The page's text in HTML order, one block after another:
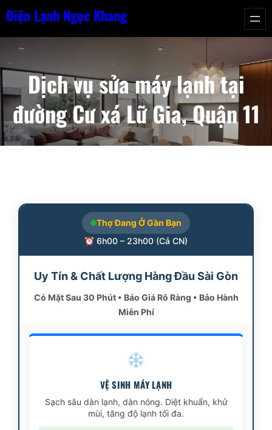
Chuyển
nội
Điện Lạnh Ngọc Khang
Dịch vụ sửa máy lạnh tại
đường Cư xá Lữ Gia, Quận 11
Thợ Đang Ở Gần Bạn
6h00 – 23h00 (Cả CN)
Uy Tín & Chất Lượng Hàng Đầu Sài Gòn
Có Mặt Sau 30 Phút • Báo Giá Rõ Ràng • Bảo Hành
Miễn Phí
VỆ SINH MÁY LẠNH
Sạch sâu dàn lạnh, dàn nóng. Diệt khuẩn, khử
mùi, tăng độ lạnh tối đa.